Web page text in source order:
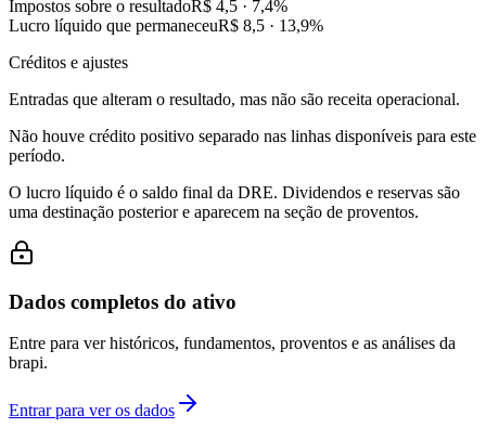
Impostos sobre o resultadoR$ 4,5 · 7,4%
Lucro líquido que permaneceuR$ 8,5 · 13,9%
Créditos e ajustes
Entradas que alteram o resultado, mas não são receita operacional.
Não houve crédito positivo separado nas linhas disponíveis para este
período.
O lucro líquido é o saldo final da DRE. Dividendos e reservas são
uma destinação posterior e aparecem na seção de proventos.
Dados completos do ativo
Entre para ver históricos, fundamentos, proventos e as análises da
brapi.
Entrar para ver os dados